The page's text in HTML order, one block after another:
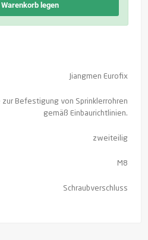
legen
Jiangmen Eurofix
zur Befestigung von Sprinklerrohren
gemäß Einbaurichtlinien.
zweiteilig
M8
Schraubverschluss